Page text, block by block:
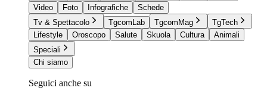
Video
Foto Infografiche
Schede
Tv & Spettacolo
TgcomLab TgcomMag
TgTech
Lifestyle
Oroscopo Salute Skuola Cultura
Animali
Speciali
Chi siamo
Seguici anche su